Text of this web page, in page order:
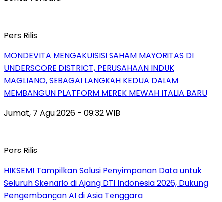
Pers Rilis
MONDEVITA MENGAKUISISI SAHAM MAYORITAS DI
UNDERSCORE DISTRICT, PERUSAHAAN INDUK
MAGLIANO, SEBAGAI LANGKAH KEDUA DALAM
MEMBANGUN PLATFORM MEREK MEWAH ITALIA BARU
Jumat, 7 Agu 2026 - 09:32 WIB
Pers Rilis
HIKSEMI Tampilkan Solusi Penyimpanan Data untuk
Seluruh Skenario di Ajang DTI Indonesia 2026, Dukung
Pengembangan AI di Asia Tenggara